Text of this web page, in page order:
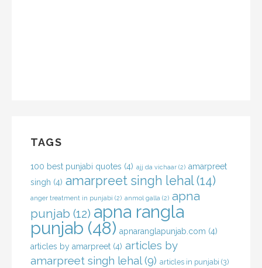
TAGS
100 best punjabi quotes (4) ajj da vichaar (2) amarpreet
singh (4) amarpreet singh lehal(14)
anger treatment in punjabi (2) anmol galla (2) apna
punjab (12) apna rangla
punjab (48) apnaranglapunjab.com (4)
articles by amarpreet (4) articles by
amarpreet singh lehal(9) articles in punjabi (3)